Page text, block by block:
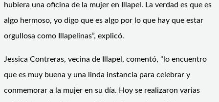
hubiera una oficina de la mujer en Illapel. La verdad es que es
algo hermoso, yo digo que es algo por lo que hay que estar
orgullosa como Illapelinas”, explicó.
Jessica Contreras, vecina de Illapel, comentó, “lo encuentro
que es muy buena y una linda instancia para celebrar y
conmemorar a la mujer en su día. Hoy se realizaron varias